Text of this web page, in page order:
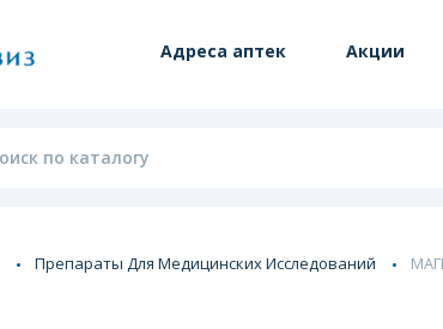
Адреса аптек Акции
Препараты Для Медицинских Исследований